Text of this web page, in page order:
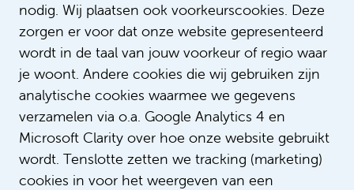
nodig. Wij plaatsen ook voorkeurscookies. Deze
zorgen er voor dat onze website gepresenteerd
wordt in de taal van jouw voorkeur of regio waar
je woont. Andere cookies die wij gebruiken zijn
analytische cookies waarmee we gegevens
verzamelen via o.a. Google Analytics 4 en
Microsoft Clarity over hoe onze website gebruikt
wordt. Tenslotte zetten we tracking (marketing)
cookies in voor het weergeven van een